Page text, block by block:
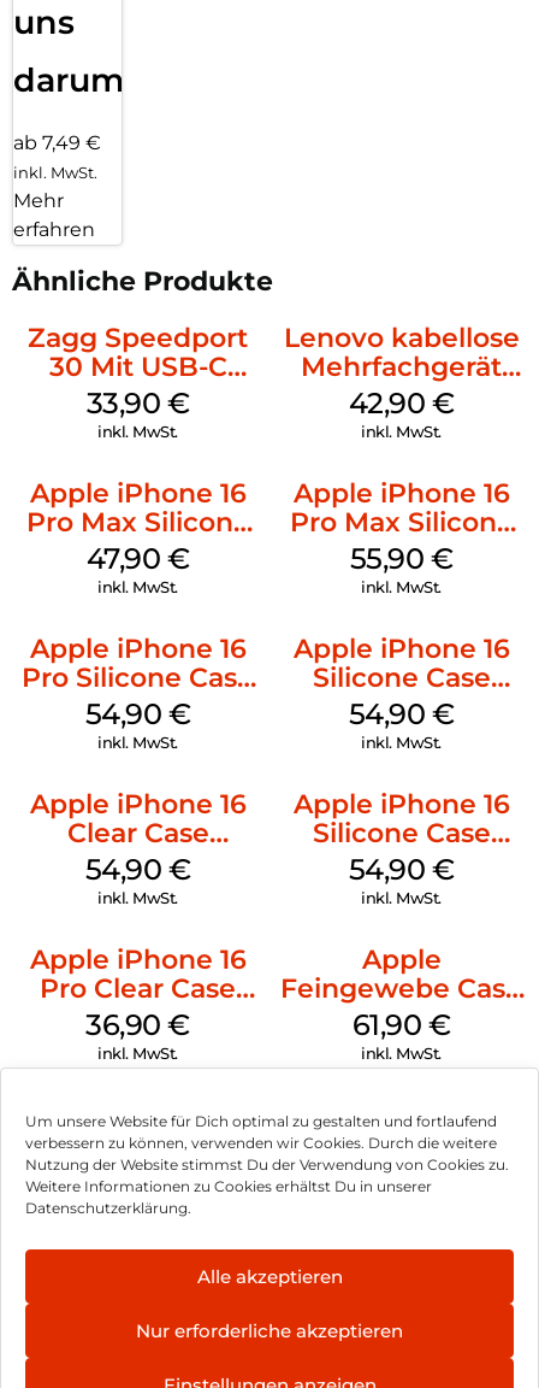
Um unsere Website für Dich optimal zu gestalten und fortlaufend
verbessern zu können, verwenden wir Cookies. Durch die weitere
Nutzung der Website stimmst Du der Verwendung von Cookies zu.
Weitere Informationen zu Cookies erhältst Du in unserer
Datenschutzerklärung.
Alle akzeptieren
Nur erforderliche akzeptieren
uns
darum!
ab 7,49 €
inkl. MwSt.
Mehr
erfahren
Ähnliche Produkte
Zagg Speedport
30 Mit USB-C
Kabel Weiß
33,90 €
inkl. MwSt.
Lenovo kabellose
Mehrfachgerät
Luna Grey
42,90 €
inkl. MwSt.
Apple iPhone 16
Pro Max Silicone
Case MagSafe
Black
47,90 €
inkl. MwSt.
Apple iPhone 16
Pro Max Silicone
Case MagSafe
Stone Gray
55,90 €
inkl. MwSt.
Apple iPhone 16
Pro Silicone Case
MagSafe Black
54,90 €
inkl. MwSt.
Apple iPhone 16
Silicone Case
MagSafe Black
54,90 €
inkl. MwSt.
Apple iPhone 16
Clear Case
MagSafe
Transparent
54,90 €
inkl. MwSt.
Apple iPhone 16
Silicone Case
MagSafe Lake
Green
54,90 €
inkl. MwSt.
Apple iPhone 16
Pro Clear Case
MagSafe
Transparent
36,90€
inkl. MwSt.
Apple
Feingewebe Case
iPhone 15 Pro
MagSafe Schwarz
61,90 €
inkl. MwSt.
Impressum
Hinweis zur Batterieentsorgung